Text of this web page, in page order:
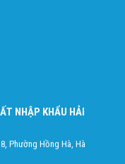
NHẬP KHẨU HẢI
Phường Hồng Hà, Hà